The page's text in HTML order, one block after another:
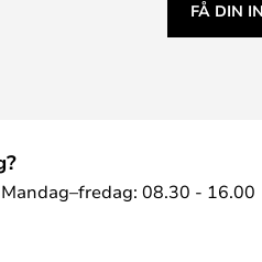
FÅ DIN
08.30 - 16.00